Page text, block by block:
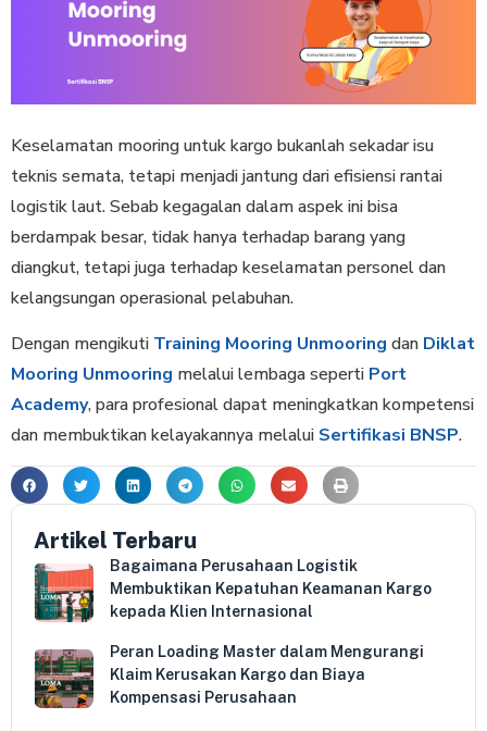
Keselamatan mooring untuk kargo bukanlah sekadar isu
teknis semata, tetapi menjadi jantung dari efisiensi rantai
logistik laut. Sebab kegagalan dalam aspek ini bisa
berdampak besar, tidak hanya terhadap barang yang
diangkut, tetapi juga terhadap keselamatan personel dan
kelangsungan operasional pelabuhan.
Dengan mengikuti Training Mooring Unmooring dan Diklat
Mooring Unmooring melalui lembaga seperti Port
Academy, para profesional dapat meningkatkan kompetensi
dan membuktikan kelayakannya melalui Sertifikasi BNSP.
Artikel Terbaru
Bagaimana Perusahaan Logistik
Membuktikan Kepatuhan Keamanan Kargo
kepada Klien Internasional
Peran Loading Master dalam Mengurangi
Klaim Kerusakan Kargo dan Biaya
Kompensasi Perusahaan